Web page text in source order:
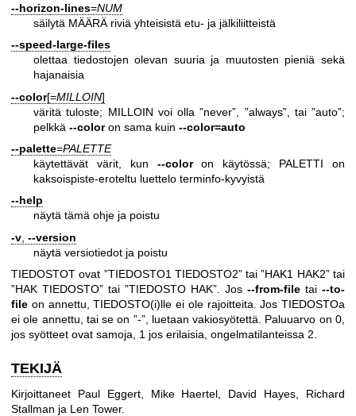
--horizon-lines=NUM
säilytä MÄÄRÄ riviä yhteisistä etu- ja jälkiliitteistä
--speed-large-files
olettaa tiedostojen olevan suuria ja muutosten pieniä sekä
hajanaisia
--color[=MILLOIN]
väritä tuloste; MILLOIN voi olla ”never”, ”always”, tai ”auto”;
pelkkä --coloron sama kuin --color=auto
--palette=PALETTE
käytettävät värit, kun --coloron käytössä; PALETTI on
kaksoispiste-eroteltu luettelo terminfo-kyvyistä
--help
näytä tämä ohje ja poistu
-v --version
näytä versiotiedot ja poistu
TIEDOSTOT ovat ”TIEDOSTO1 TIEDOSTO2” tai ”HAK1 HAK2” tai
”HAK TIEDOSTO” tai ”TIEDOSTO HAK”. Jos --from-file tai --to-
file on annettu, TIEDOSTO(i)lle ei ole rajoitteita. Jos TIEDOSTOa
ei ole annettu, tai se on ”-”, luetaan vakiosyötettä. Paluuarvo on 0,
jos syötteet ovat samoja, 1 jos erilaisia, ongelmatilanteissa 2.
TEKIJÄ
Kirjoittaneet Paul Eggert, Mike Haertel, David Hayes, Richard
Stallman ja Len Tower.